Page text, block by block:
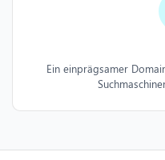
Ein einprägsamer